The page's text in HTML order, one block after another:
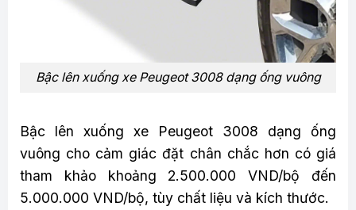
Bậc lên xuống xe Peugeot 3008 dạng ống vuông
Bậc lên xuống xe Peugeot 3008 dạng ống
vuông cho cảm giác đặt chân chắc hơn có giá
tham khảo khoảng 2.500.000 VND/bộ đến
5.000.000 VND/bộ, tùy chất liệu và kích thước.